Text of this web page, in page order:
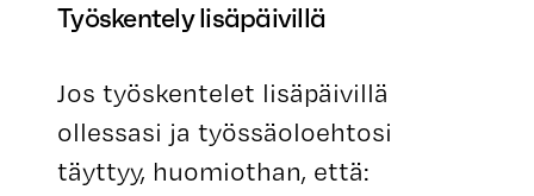
Työskentely lisäpäivillä
Jos työskentelet lisäpäivillä
ollessasi ja työssäoloehtosi
täyttyy, huomiothan, että: